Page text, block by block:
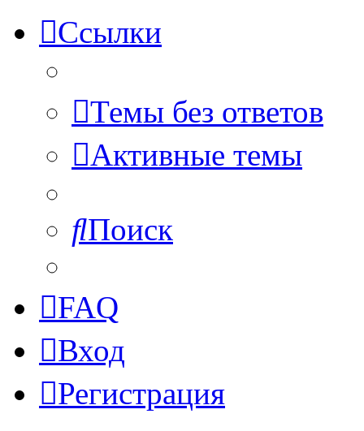
Ссылки
Темы без ответов
Активные темы
Поиск
FAQ
Вход
Регистрация